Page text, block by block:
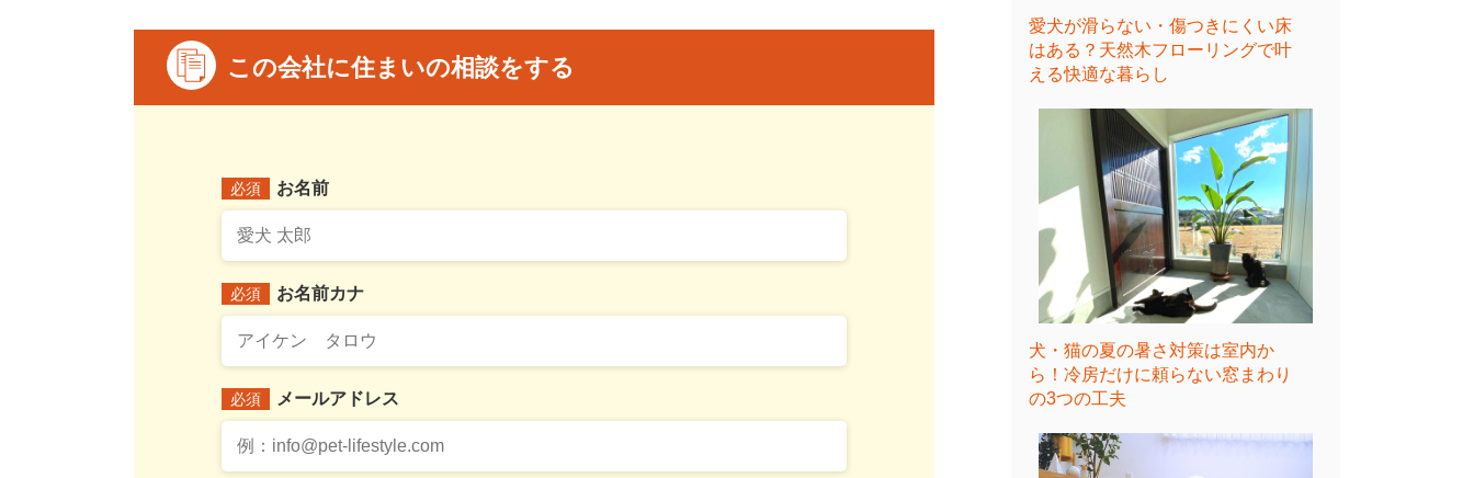
この会社に住まいの相談をする
必須 お名前
必須 お名前カナ
必須 メールアドレス
愛犬が滑らない・傷つきにくい床
はある？天然木フローリングで叶
える快適な暮らし
犬・猫の夏の暑さ対策は室内か
ら！冷房だけに頼らない窓まわり
の3つの工夫